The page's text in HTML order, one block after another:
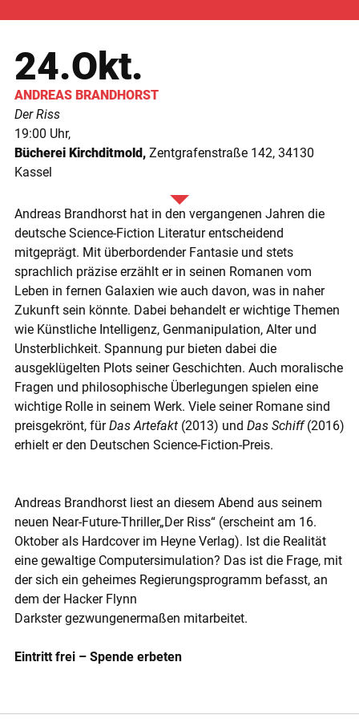
24.Okt.
ANDREAS BRANDHORST
Der Riss
19:00
Bücherei Kirchditmold Zentgrafenstraße 142 34130
Kassel
Andreas Brandhorst hat in den vergangenen Jahren die
deutsche Science-Fiction Literatur entscheidend
mitgeprägt. Mit überbordender Fantasie und stets
sprachlich präzise erzählt er in seinen Romanen vom
Leben in fernen Galaxien wie auch davon, was in naher
Zukunft sein könnte. Dabei behandelt er wichtige Themen
wie Künstliche Intelligenz, Genmanipulation, Alter und
Unsterblichkeit. Spannung pur bieten dabei die
ausgeklügelten Plots seiner Geschichten. Auch moralische
Fragen und philosophische Überlegungen spielen eine
wichtige Rolle in seinem Werk. Viele seiner Romane sind
preisgekrönt, fürDas Artefakt(2013) und Das Schiff(2016)
erhielt er den Deutschen Science-Fiction-Preis.
Andreas Brandhorst liest an diesem Abend aus seinem
neuen Near-Future-Thriller„Der Riss“ (erscheint am 16.
Oktober als Hardcover im Heyne Verlag). Ist die Realität
eine gewaltige Computersimulation? Das ist die Frage, mit
der sich ein geheimes Regierungsprogramm befasst, an
dem der Hacker Flynn
Darkster gezwungenermaßen mitarbeitet.
Eintritt frei – Spende erbeten